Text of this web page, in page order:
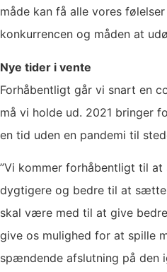
måde kan få alle vores
konkurrencen og måden at
Nye tider i vente
Forhåbentligt går vi snart en
må vi holde ud. 2021 bringer
en tid uden en pandemi til
”Vi kommer forhåbentligt til
dygtigere og bedre til at
skal være med til at give
give os mulighed for at spille
spændende afslutning på